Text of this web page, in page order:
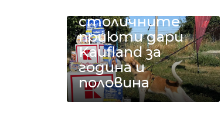
столичните
приюти дари
Kaufland за
година и
половина